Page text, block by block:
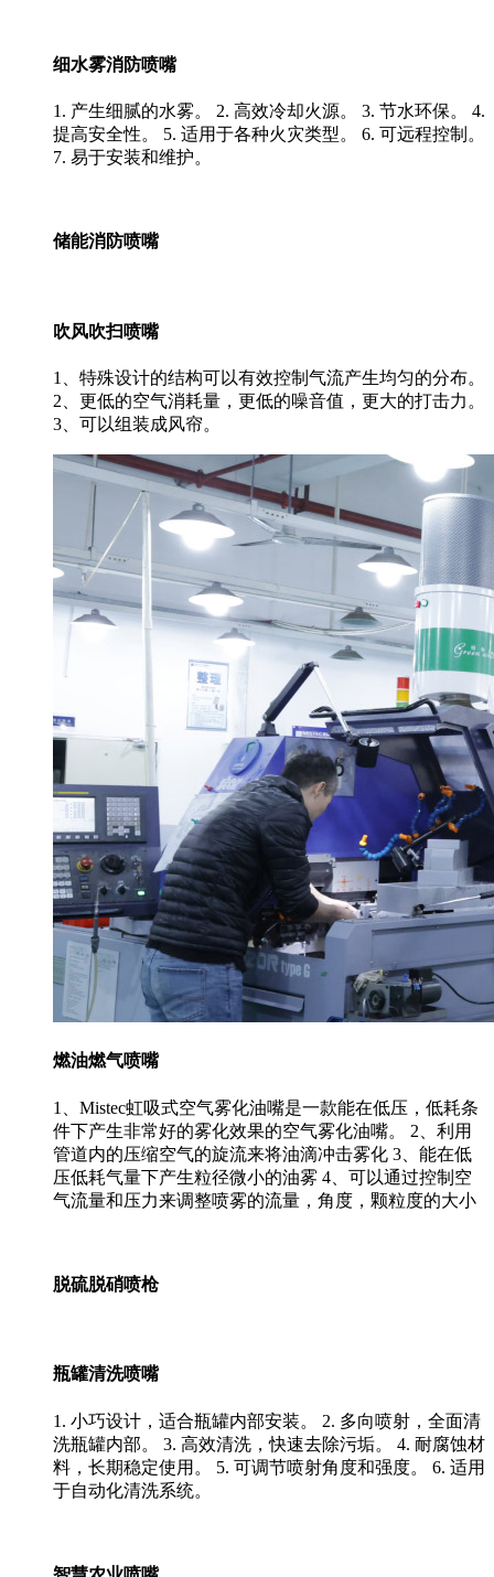
细水雾消防喷嘴
1. 产生细腻的水雾。 2. 高效冷却火源。 3. 节水环保。 4.
提高安全性。 5. 适用于各种火灾类型。 6. 可远程控制。
7. 易于安装和维护。
储能消防喷嘴
吹风吹扫喷嘴
1、特殊设计的结构可以有效控制气流产生均匀的分布。
2、更低的空气消耗量，更低的噪音值，更大的打击力。
3、可以组装成风帘。
燃油燃气喷嘴
1、Mistec虹吸式空气雾化油嘴是一款能在低压，低耗条
件下产生非常好的雾化效果的空气雾化油嘴。 2、利用
管道内的压缩空气的旋流来将油滴冲击雾化 3、能在低
压低耗气量下产生粒径微小的油雾 4、可以通过控制空
气流量和压力来调整喷雾的流量，角度，颗粒度的大小
脱硫脱硝喷枪
瓶罐清洗喷嘴
1. 小巧设计，适合瓶罐内部安装。 2. 多向喷射，全面清
洗瓶罐内部。 3. 高效清洗，快速去除污垢。 4. 耐腐蚀材
料，长期稳定使用。 5. 可调节喷射角度和强度。 6. 适用
于自动化清洗系统。